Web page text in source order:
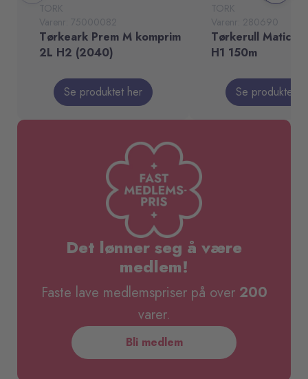
TORK
Tørkeark Prem M komprim
2L H2 (2040)
Varenr: 75000082
Se produktet her
TORK
Tørkerull Matic
H1 150m
Varenr: 280690
Se produktet
Det lønner seg å være
medlem!
Faste lave medlemspriser på over 200
varer.
Bli medlem